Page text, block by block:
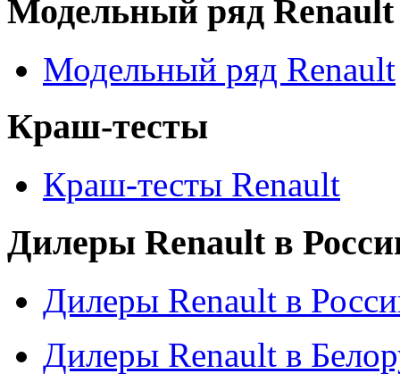
Модельный ряд Renault
Модельный ряд Renault
Краш-тесты
Краш-тесты Renault
Дилеры Renault в
Дилеры Renault в
Дилеры Renault в